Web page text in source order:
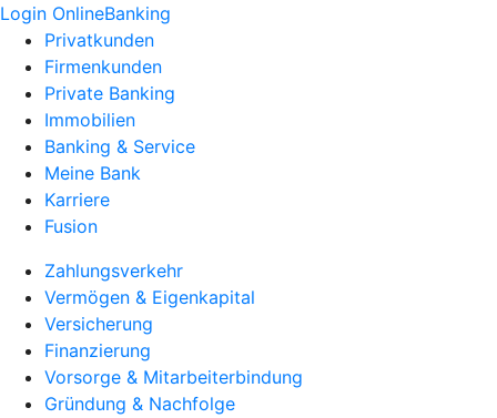
Login OnlineBanking
Privatkunden
Firmenkunden
Private Banking
Immobilien
Banking & Service
Meine Bank
Karriere
Fusion
Zahlungsverkehr
Vermögen & Eigenkapital
Versicherung
Finanzierung
Vorsorge & Mitarbeiterbindung
Gründung & Nachfolge